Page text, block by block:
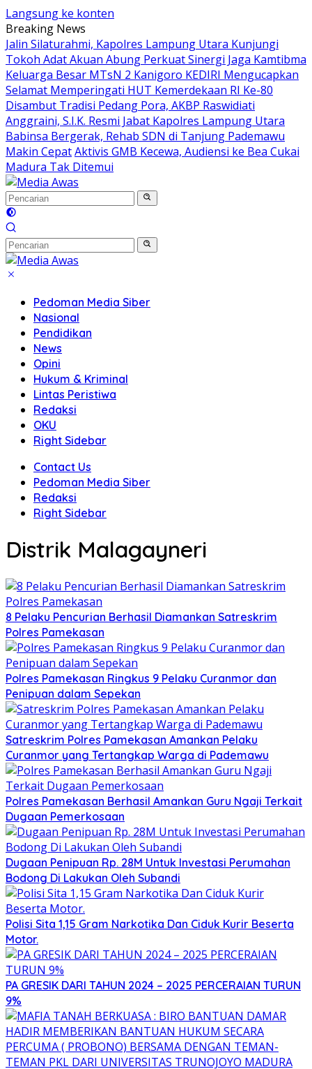
Langsung ke konten
Breaking News
Jalin Silaturahmi, Kapolres Lampung Utara Kunjungi
Tokoh Adat Akuan Abung Perkuat Sinergi Jaga Kamtibma
Keluarga Besar MTsN 2 Kanigoro KEDIRI Mengucapkan
Selamat Memperingati HUT Kemerdekaan RI Ke-80
Disambut Tradisi Pedang Pora, AKBP Raswidiati
Anggraini, S.I.K. Resmi Jabat Kapolres Lampung Utara
Babinsa Bergerak, Rehab SDN di Tanjung Pademawu
Makin CepatAktivis GMB Kecewa, Audiensi ke Bea Cukai
Madura Tak Ditemui
Pedoman Media Siber
Nasional
Pendidikan
News
Opini
Hukum & Kriminal
Lintas Peristiwa
Redaksi
OKU
Right Sidebar
Contact Us
Pedoman Media Siber
Redaksi
Right Sidebar
Distrik Malagayneri
8 Pelaku Pencurian Berhasil Diamankan Satreskrim
Polres Pamekasan
Polres Pamekasan Ringkus 9 Pelaku Curanmor dan
Penipuan dalam Sepekan
Satreskrim Polres Pamekasan Amankan Pelaku
Curanmor yang Tertangkap Warga di Pademawu
Polres Pamekasan Berhasil Amankan Guru Ngaji Terkait
Dugaan Pemerkosaan
Dugaan Penipuan Rp. 28M Untuk Investasi Perumahan
Bodong Di Lakukan Oleh Subandi
Polisi Sita 1,15 Gram Narkotika Dan Ciduk Kurir Beserta
Motor.
PA GRESIK DARI TAHUN 2024 – 2025 PERCERAIAN TURUN
9%